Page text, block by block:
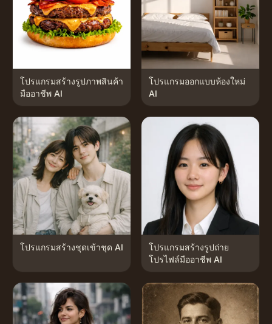
โปรแกรมสร้างรูปภาพสินค้า
มืออาชีพ AI
โปรแกรมออกแบบห้องใหม่
AI
โปรแกรมสร้างชุดเข้าชุด AI
โปรแกรมสร้างรูปถ่าย
โปรไฟล์มืออาชีพ AI